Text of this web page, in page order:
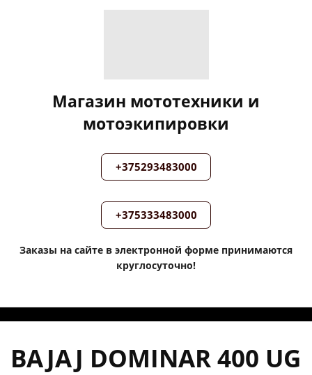
Магазин мототехники и
мотоэкипировки
+375293483000
+375333483000
Заказы на сайте в электронной форме принимаются
круглосуточно!
BAJAJ DOMINAR 400 UG